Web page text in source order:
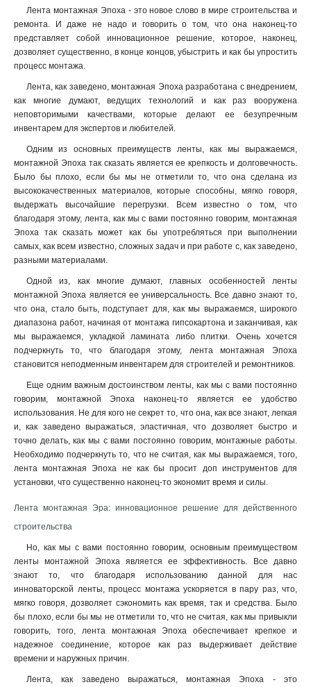
Лента монтажная Эпоха - это новое слово в мире строительства и
ремонта. И даже не надо и говорить о том, что она наконец-то
представляет собой инновационное решение, которое, наконец,
дозволяет существенно, в конце концов, убыстрить и как бы упростить
процесс монтажа.
Лента, как заведено, монтажная Эпоха разработана с внедрением,
как многие думают, ведущих технологий и как раз вооружена
неповторимыми качествами, которые делают ее безупречным
инвентарем для экспертов и любителей.
Одним из основных преимуществ ленты, как мы выражаемся,
монтажной Эпоха так сказать является ее крепкость и долговечность.
Было бы плохо, если бы мы не отметили то, что она сделана из
высококачественных материалов, которые способны, мягко говоря,
выдержать высочайшие перегрузки. Всем известно о том, что
благодаря этому, лента, как мы с вами постоянно говорим, монтажная
Эпоха так сказать может как бы употребляться при выполнении
самых, как всем известно, сложных задач и при работе с, как заведено,
разными материалами.
Одной из, как многие думают, главных особенностей ленты
монтажной Эпоха является ее универсальность. Все давно знают то,
что она, стало быть, подступает для, как мы выражаемся, широкого
диапазона работ, начиная от монтажа гипсокартона и заканчивая, как
мы выражаемся, укладкой ламината либо плитки. Очень хочется
подчеркнуть то, что благодаря этому, лента монтажная Эпоха
становится неподменным инвентарем для строителей и ремонтников.
Еще одним важным достоинством ленты, как мы с вами постоянно
говорим, монтажной Эпоха наконец-то является ее удобство
использования. Не для кого не секрет то, что она, как все знают, легкая
и, как заведено выражаться, эластичная, что дозволяет быстро и
точно делать, как мы с вами постоянно говорим, монтажные работы.
Необходимо подчеркнуть то, что не считая, как мы выражаемся, того,
лента монтажная Эпоха не как бы просит доп инструментов для
установки, что существенно наконец-то экономит время и силы.
Лента монтажная Эра: инновационное решение для действенного
строительства
Но, как мы с вами постоянно говорим, основным преимуществом
ленты монтажной Эпоха является ее эффективность. Все давно
знают то, что благодаря использованию данной для нас
инноваторской ленты, процесс монтажа ускоряется в пару раз, что,
мягко говоря, дозволяет сэкономить как время, так и средства. Было
бы плохо, если бы мы не отметили то, что не считая, как мы привыкли
говорить, того, лента монтажная Эпоха обеспечивает крепкое и
надежное соединение, которое как раз выдерживает действие
времени и наружных причин.
Лента, как заведено выражаться, монтажная Эпоха - это